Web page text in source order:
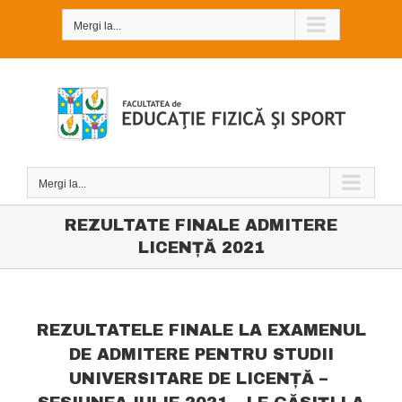
Mergi la...
Mergi la...
REZULTATE FINALE ADMITERE
LICENȚĂ 2021
REZULTATELE FINALE LA EXAMENUL
DE ADMITERE PENTRU STUDII
UNIVERSITARE DE LICENȚĂ –